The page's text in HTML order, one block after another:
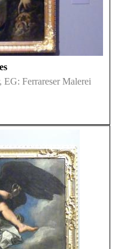
EG: Ferrareser Malerei